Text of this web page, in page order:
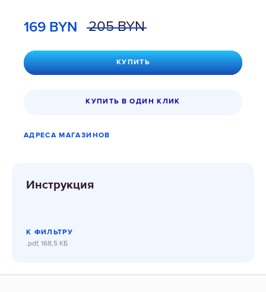
169 BYN 205 BYN
КУПИТЬ
КУПИТЬ В ОДИН КЛИК
АДРЕСА МАГАЗИНОВ
Инструкция
К ФИЛЬТРУ
.pdf, 168,5 КБ